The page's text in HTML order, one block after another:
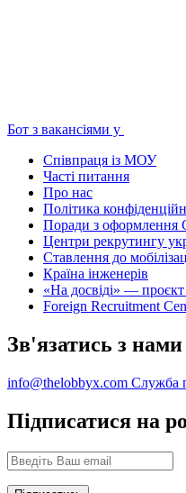
Бот з вакансіями у
Співпраця із МОУ
Часті питання
Про нас
Політика
Поради з оформлення
Центри рекрутингу
Ставлення до
Країна інженерів
«На досвіді» —
Foreign Recruitment
Зв'язатись з нами
info@thelobbyx.com Служба
Підписатися на